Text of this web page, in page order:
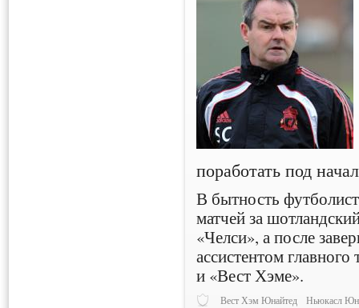
поработать под
В бытность
матчей за
«Челси», а после
ассистентом
и «Вест Хэме».
Вест Хэм Юнайтед Ньюкасл